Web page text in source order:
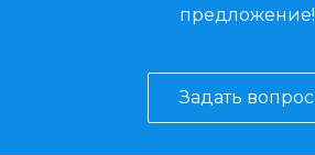
предложение!
Задать вопрос